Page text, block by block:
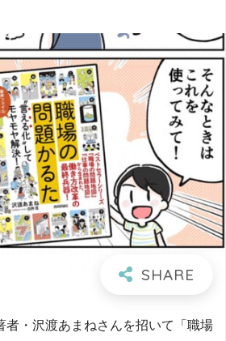
者・沢渡あまねさんを招いて「職場